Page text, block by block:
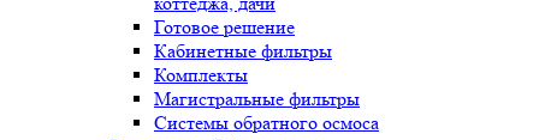
Готовое решение
Кабинетные фильтры
Комплекты
Магистральные фильтры
Системы обратного осмоса